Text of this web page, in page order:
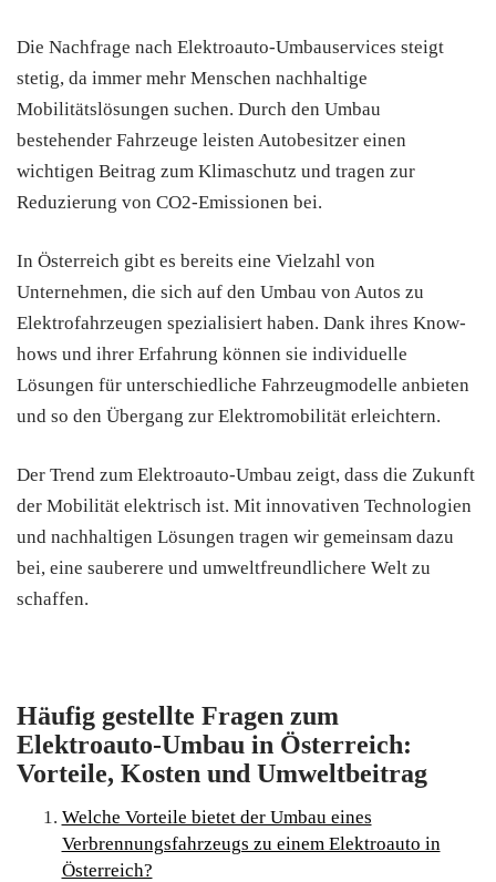
Die Nachfrage nach Elektroauto-Umbauservices steigt
stetig, da immer mehr Menschen nachhaltige
Mobilitätslösungen suchen. Durch den Umbau
bestehender Fahrzeuge leisten Autobesitzer einen
wichtigen Beitrag zum Klimaschutz und tragen zur
Reduzierung von CO2-Emissionen bei.
In Österreich gibt es bereits eine Vielzahl von
Unternehmen, die sich auf den Umbau von Autos zu
Elektrofahrzeugen spezialisiert haben. Dank ihres Know-
hows und ihrer Erfahrung können sie individuelle
Lösungen für unterschiedliche Fahrzeugmodelle anbieten
und so den Übergang zur Elektromobilität erleichtern.
Der Trend zum Elektroauto-Umbau zeigt, dass die Zukunft
der Mobilität elektrisch ist. Mit innovativen Technologien
und nachhaltigen Lösungen tragen wir gemeinsam dazu
bei, eine sauberere und umweltfreundlichere Welt zu
schaffen.
Häufig gestellte Fragen zum
Elektroauto-Umbau in Österreich:
Vorteile, Kosten und Umweltbeitrag
Welche Vorteile bietet der Umbau eines
Verbrennungsfahrzeugs zu einem Elektroauto in
Österreich?